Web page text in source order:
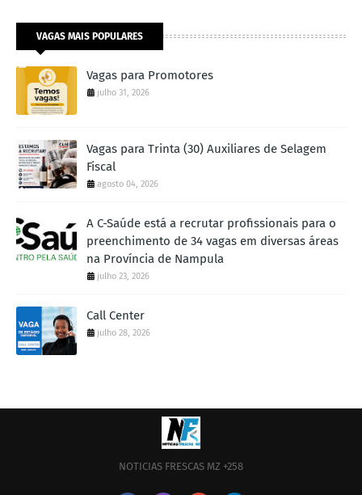
VAGAS MAIS POPULARES
Vagas para Promotores
julho 31, 2026
Vagas para Trinta (30) Auxiliares de Selagem
Fiscal
agosto 04, 2026
A C-Saúde está a recrutar profissionais para o
preenchimento de 34 vagas em diversas áreas
na Província de Nampula
julho 23, 2026
Call Center
julho 28, 2026
NOTICIAS FRESCAS MZ +258